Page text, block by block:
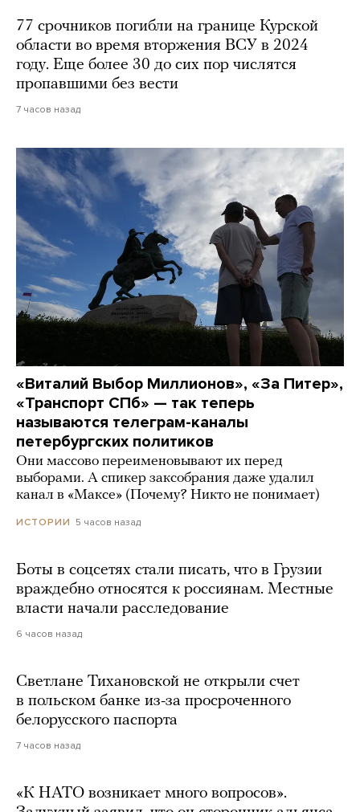
77 срочников погибли на границе Курской
области во время вторжения ВСУ в 2024
году. Еще более 30 до сих пор числятся
пропавшими без вести
7 часов назад
«Виталий Выбор Миллионов», «За Питер»,
«Транспорт СПб» — так теперь
называются телеграм-каналы
петербургских политиков
Они массово переименовывают их перед
выборами. А спикер заксобрания даже удалил
канал в «Максе» (Почему? Никто не понимает)
ИСТОРИИ 5 часов назад
Боты в соцсетях стали писать, что в Грузии
враждебно относятся к россиянам. Местные
власти начали расследование
6 часов назад
Светлане Тихановской не открыли счет
в польском банке из-за просроченного
белорусского паспорта
7 часов назад
«К НАТО возникает много вопросов».